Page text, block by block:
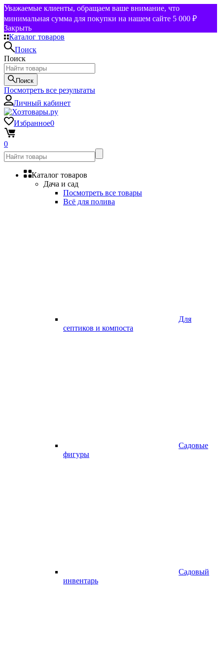
Уважаемые клиенты, обращаем ваше внимание, что
минимальная сумма для покупки на нашем сайте 5 000 ₽
Закрыть
Каталог товаров
Поиск
Поиск
Поиск
Посмотреть все результаты
Личный кабинет
Избранное0
0
Каталог товаров
Дача и сад
Посмотреть все товары
Всё для полива
Для
септиков и компоста
Садовые
фигуры
Садовый
инвентарь